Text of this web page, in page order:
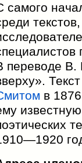
самого
переводе В.
в